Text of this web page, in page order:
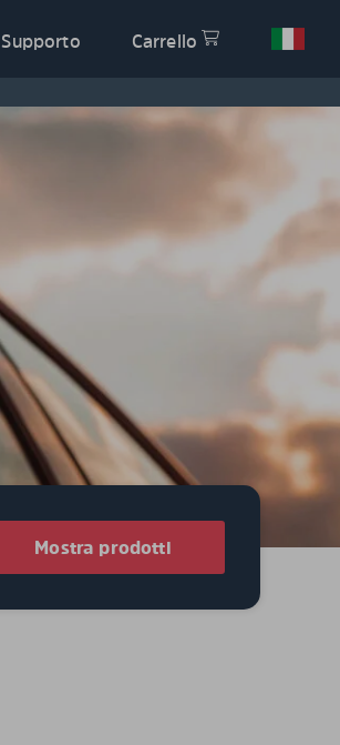
Supporto Carrello
Mostra prodotti